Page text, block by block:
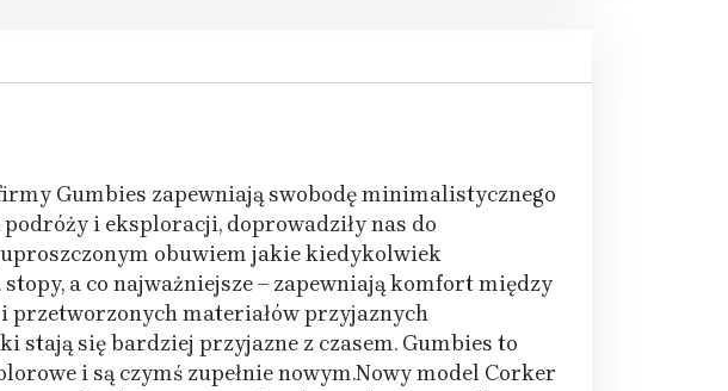
Gumbies zapewniają swobodę minimalistycznego
i eksploracji, doprowadziły nas do
obuwiem jakie kiedykolwiek
a co najważniejsze – zapewniają komfort między
materiałów przyjaznych
się bardziej przyjazne z czasem. Gumbies to
i są czymś zupełnie nowym.Nowy model Corker